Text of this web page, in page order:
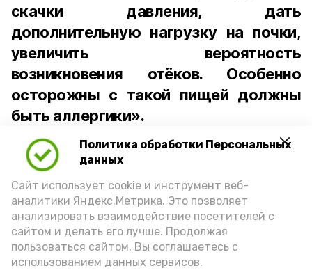
Политика обработки Персональных
данных
Сайт использует cookie и инструмент веб-
аналитики Яндекс.Метрика. Это позволяет
анализировать взаимодействие посетителей с
сайтом и делать его лучше. Продолжая
пользоваться сайтом, Вы соглашаетесь с
использованием данных сервисов.
скачки давления, дать
дополнительную нагрузку на почки,
увеличить вероятность
возникновения отёков. Особенно
осторожны с такой пищей должны
быть аллергики».
Для взрослого человека безопасной
порцией икры считается 30-50 граммов
(2-3 ложки). При этом следует обратить
внимание на хлеб, с которым она
подаётся: лучше выбирать
цельнозерновой, с мукой грубого
помола. Есть икру следует в первой